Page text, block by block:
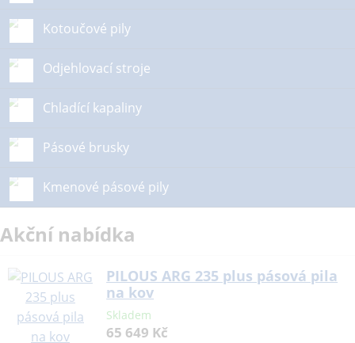
Kotoučové pily
Odjehlovací stroje
Chladící kapaliny
Pásové brusky
Kmenové pásové pily
Akční nabídka
PILOUS ARG 235 plus pásová pila
na kov
Skladem
65 649 Kč